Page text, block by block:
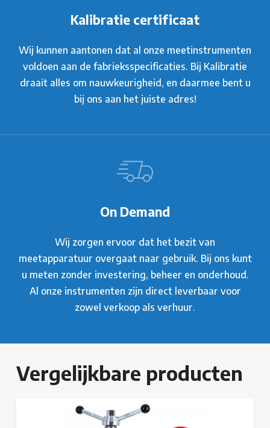
Kalibratie certificaat
Wij kunnen aantonen dat al onze meetinstrumenten
voldoen aan de fabrieksspecificaties. Bij Kalibratie
draait alles om nauwkeurigheid, en daarmee bent u
bij ons aan het juiste adres!
On Demand
Wij zorgen ervoor dat het bezit van
meetapparatuur overgaat naar gebruik. Bij ons kunt
u meten zonder investering, beheer en onderhoud.
Al onze instrumenten zijn direct leverbaar voor
zowel verkoop als verhuur.
Vergelijkbare producten